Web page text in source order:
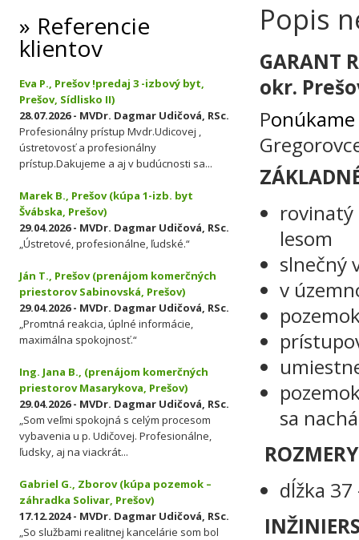
Popis
GARANT
okr.
P
rovinatý
lesom
slnečný
v
sa
dĺžka
INŽIN
Referencie
klientov
Eva P., Prešov !predaj 3 -izbový byt,
Prešov, Sídlisko II)
28.07.2026 - MVDr. Dagmar Udičová, RSc.
Profesionálny prístup Mvdr.Udicovej ,
ústretovosť a profesionálny
prístup.Dakujeme a aj v budúcnosti sa...
Marek B., Prešov (kúpa 1-izb. byt
Švábska, Prešov)
29.04.2026 - MVDr. Dagmar Udičová, RSc.
„Ústretové, profesionálne, ľudské.“
Ján T., Prešov (prenájom komerčných
priestorov Sabinovská, Prešov)
29.04.2026 - MVDr. Dagmar Udičová, RSc.
„Promtná reakcia, úplné informácie,
maximálna spokojnosť.“
Ing. Jana B., (prenájom komerčných
priestorov Masarykova, Prešov)
29.04.2026 - MVDr. Dagmar Udičová, RSc.
„Som veľmi spokojná s celým procesom
vybavenia u p. Udičovej. Profesionálne,
ľudsky, aj na viackrát...
Gabriel G., Zborov (kúpa pozemok –
záhradka Solivar, Prešov)
17.12.2024 - MVDr. Dagmar Udičová, RSc.
„So službami realitnej kancelárie som bol